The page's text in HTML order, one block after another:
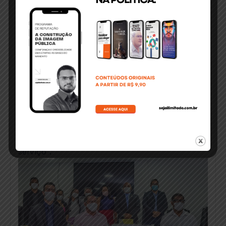
conseguimos as sessões de hiperbáricas para
ele. Meu pai faleceu, mas o tratamento
hiperbárico funcionava”, reconheceu o vereador.
Presente na Câmara, a coordenadora da Central
de Regulação de Itabuna, Anarony Céu,
esclareceu que o Município só recebe a
documentação do paciente e encaminha o
relatório de solicitação à Secretaria de Saúde da
Bahia. “A autorização do procedimento é de
tratamento dependerá de vaga ofertada pelo
serviço”.